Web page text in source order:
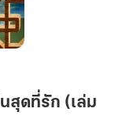
สุดที่รัก (เล่ม